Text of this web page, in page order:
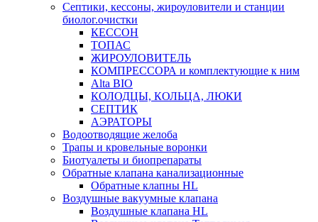
Септики, кессоны, жироуловители и станции
биолог.очистки
КЕССОН
ТОПАС
ЖИРОУЛОВИТЕЛЬ
КОМПРЕССОРА и комплектующие к ним
Alta BIO
КОЛОДЦЫ, КОЛЬЦА, ЛЮКИ
СЕПТИК
АЭРАТОРЫ
Водоотводящие желоба
Трапы и кровельные воронки
Биотуалеты и биопрепараты
Обратные клапана канализационные
Обратные клапны HL
Воздушные вакуумные клапана
Воздушные клапана HL